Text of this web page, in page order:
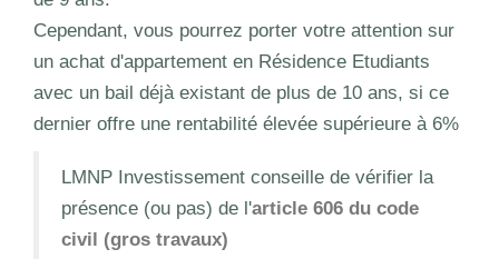
Cependant, vous pourrez porter votre attention sur
un achat d'appartement en Résidence Etudiants
avec un bail déjà existant de plus de 10 ans, si ce
dernier offre une rentabilité élevée supérieure à 6%
LMNP Investissement conseille de vérifier la
présence (ou pas) de l'article 606 du code
civil (gros travaux)